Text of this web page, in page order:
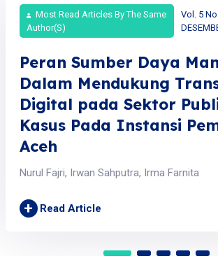
Most Read Articles By The Same
Author(s)
Vol. 5
Peran Sumber Daya
Dalam Mendukung
Digital pada Sektor
Kasus Pada Instansi
Aceh
Nurul Fajri, Irwan Sahputra, Irma Farnita
+ Read Article